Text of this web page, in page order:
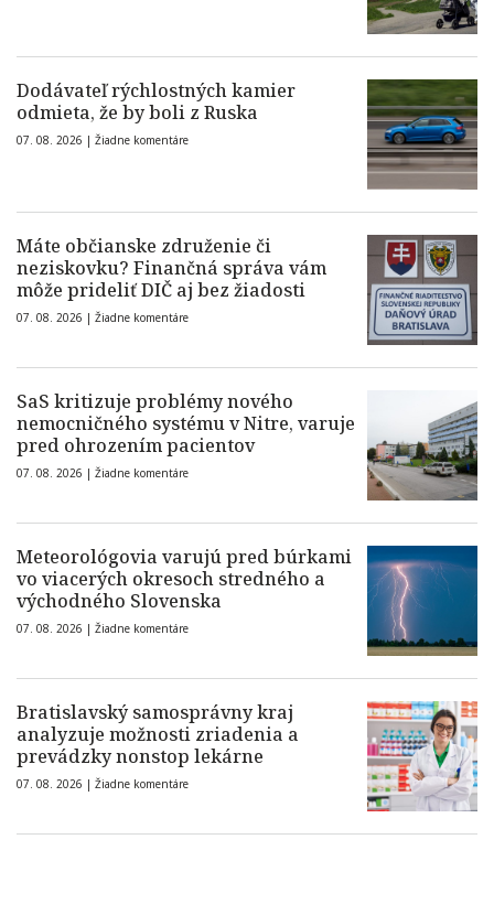
Dodávateľ rýchlostných kamier
odmieta, že by boli z Ruska
07. 08. 2026 | Žiadne komentáre
Máte občianske združenie či
neziskovku? Finančná správa vám
môže prideliť DIČ aj bez žiadosti
07. 08. 2026 | Žiadne komentáre
SaS kritizuje problémy nového
nemocničného systému v Nitre, varuje
pred ohrozením pacientov
07. 08. 2026 | Žiadne komentáre
Meteorológovia varujú pred búrkami
vo viacerých okresoch stredného a
východného Slovenska
07. 08. 2026 | Žiadne komentáre
Bratislavský samosprávny kraj
analyzuje možnosti zriadenia a
prevádzky nonstop lekárne
07. 08. 2026 | Žiadne komentáre